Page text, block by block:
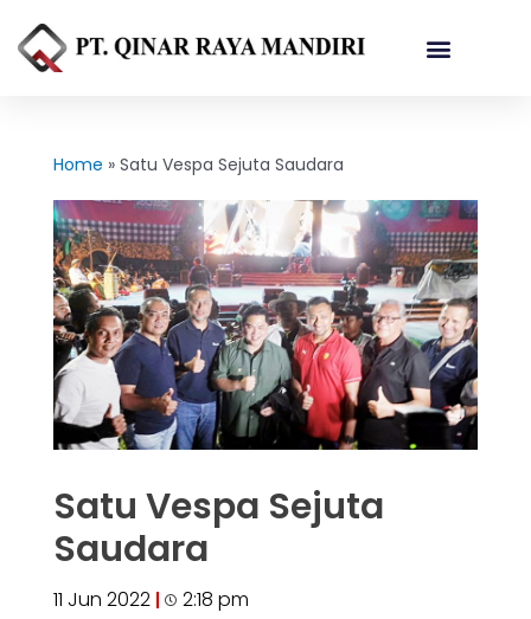
Home » Satu Vespa Sejuta Saudara
Satu Vespa Sejuta
Saudara
11 Jun 2022 2:18 pm